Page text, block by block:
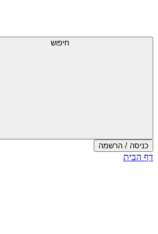
עליון
חיפוש
כניסה / הרשמה
סוף
דף הבית